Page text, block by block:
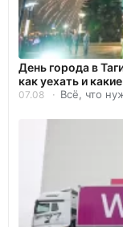
День города в
как уехать и
07.08 Всё, что